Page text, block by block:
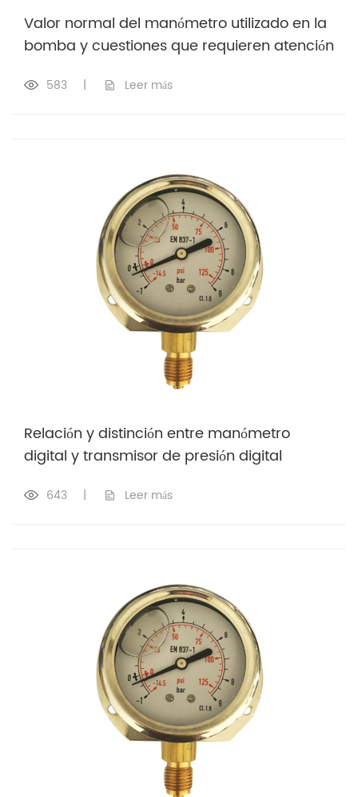
Valor normal del manómetro utilizado en la
bomba y cuestiones que requieren atención
583 | Leer más
Relación y distinción entre manómetro
digital y transmisor de presión digital
643 | Leer más